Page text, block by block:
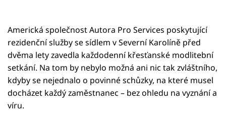
Americká společnost Autora Pro Services poskytující
rezidenční služby se sídlem v Severní Karolíně před
dvěma lety zavedla každodenní křesťanské modlitební
setkání. Na tom by nebylo možná ani nic tak zvláštního,
kdyby se nejednalo o povinné schůzky, na které musel
docházet každý zaměstnanec – bez ohledu na vyznání a
víru.